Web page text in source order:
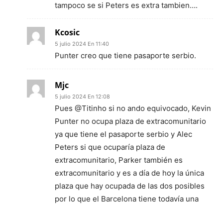
tampoco se si Peters es extra tambien….
Kcosic
5 julio 2024 En 11:40
Punter creo que tiene pasaporte serbio.
Mjc
5 julio 2024 En 12:08
Pues @Titinho si no ando equivocado, Kevin
Punter no ocupa plaza de extracomunitario
ya que tiene el pasaporte serbio y Alec
Peters si que ocuparía plaza de
extracomunitario, Parker también es
extracomunitario y es a día de hoy la única
plaza que hay ocupada de las dos posibles
por lo que el Barcelona tiene todavía una